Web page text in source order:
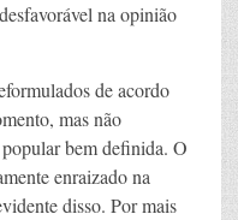
na opinião
de acordo
mas não
bem definida. O
enraizado na
disso. Por mais